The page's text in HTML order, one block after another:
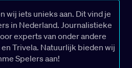
wij iets unieks aan. Dit vind je
in Nederland. Journalistieke
experts van onder andere
Trivela. Natuurlijk bieden wij
Spelers aan!